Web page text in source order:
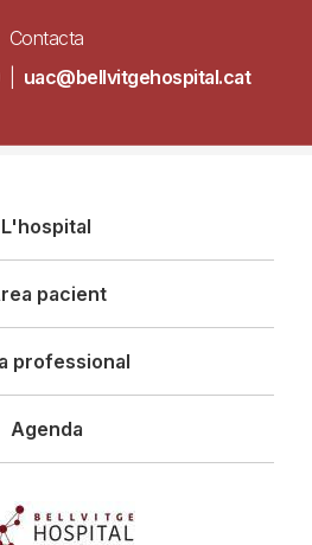
Contacta
uac@bellvitgehospital.cat
L'hospital
pacient
professional
Agenda